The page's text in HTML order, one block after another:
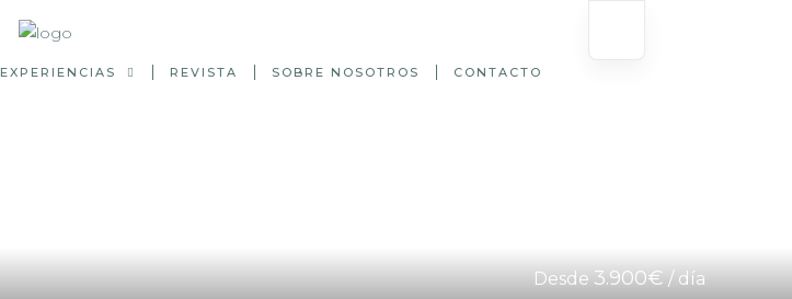
EXPERIENCIAS REVISTA SOBRE NOSOTROS CONTACTO
Desde 3.900€ / día